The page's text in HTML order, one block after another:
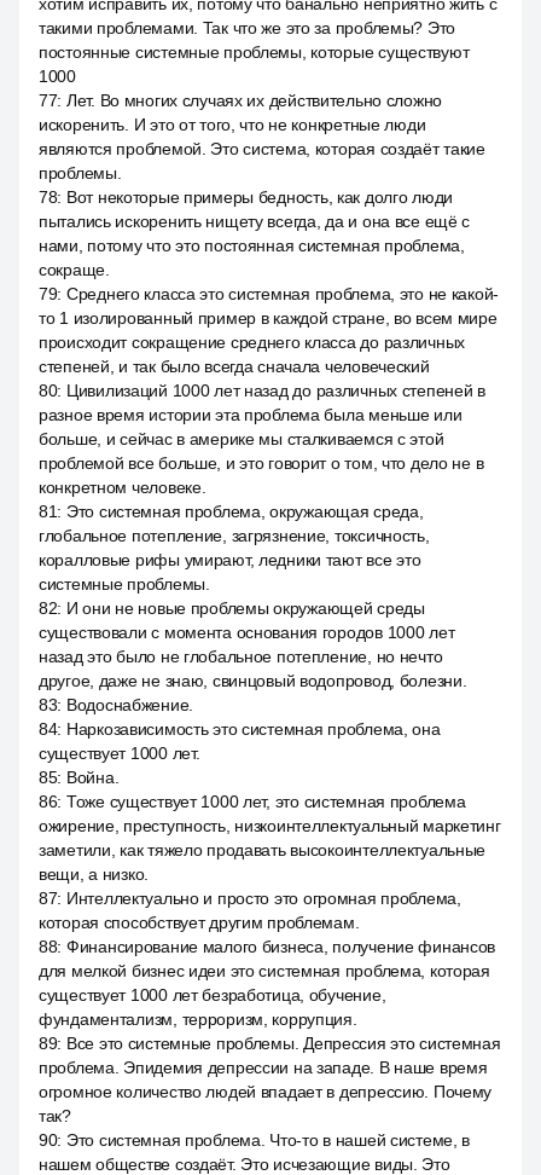
такими проблемами. Так что же это за проблемы? Это
постоянные системные проблемы, которые существуют
1000
77: Лет. Во многих случаях их действительно сложно
искоренить. И это от того, что не конкретные люди
являются проблемой. Это система, которая создаёт такие
проблемы.
78: Вот некоторые примеры бедность, как долго люди
пытались искоренить нищету всегда, да и она все ещё с
нами, потому что это постоянная системная проблема,
сокраще.
79: Среднего класса это системная проблема, это не какой-
то 1 изолированный пример в каждой стране, во всем мире
происходит сокращение среднего класса до различных
степеней, и так было всегда сначала человеческий
80: Цивилизаций 1000 лет назад до различных степеней в
разное время истории эта проблема была меньше или
больше, и сейчас в америке мы сталкиваемся с этой
проблемой все больше, и это говорит о том, что дело не в
конкретном человеке.
81: Это системная проблема, окружающая среда,
глобальное потепление, загрязнение, токсичность,
коралловые рифы умирают, ледники тают все это
системные проблемы.
82: И они не новые проблемы окружающей среды
существовали с момента основания городов 1000 лет
назад это было не глобальное потепление, но нечто
другое, даже не знаю, свинцовый водопровод, болезни.
83: Водоснабжение.
84: Наркозависимость это системная проблема, она
существует 1000 лет.
85: Война.
86: Тоже существует 1000 лет, это системная проблема
ожирение, преступность, низкоинтеллектуальный маркетинг
заметили, как тяжело продавать высокоинтеллектуальные
вещи, а низко.
87: Интеллектуально и просто это огромная проблема,
которая способствует другим проблемам.
88: Финансирование малого бизнеса, получение финансов
для мелкой бизнес идеи это системная проблема, которая
существует 1000 лет безработица, обучение,
фундаментализм, терроризм, коррупция.
89: Все это системные проблемы. Депрессия это системная
проблема. Эпидемия депрессии на западе. В наше время
огромное количество людей впадает в депрессию. Почему
так?
90: Это системная проблема. Что-то в нашей системе, в
нашем обществе создаёт. Это исчезающие виды. Это